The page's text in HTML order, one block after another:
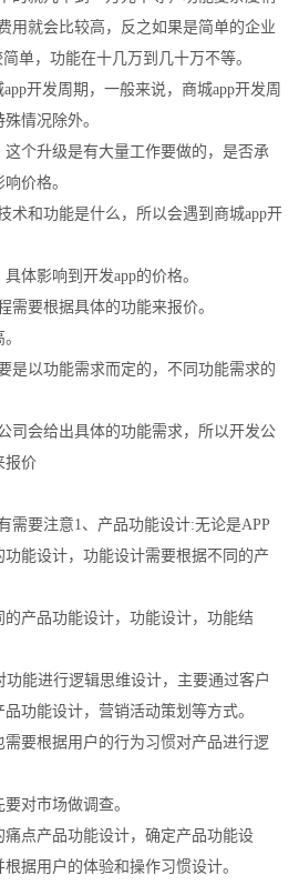
用就会比较高，反之如果是简单的企业
单，功能在十几万到几十万不等。
开发周期，一般来说，商城app开发周
情况除外。
个升级是有大量工作要做的，是否承
价格。
术和功能是什么，所以会遇到商城app开
体影响到开发app的价格。
需要根据具体的功能来报价。
是以功能需求而定的，不同功能需求的
司会给出具体的功能需求，所以开发公
报价
需要注意1、产品功能设计:无论是APP
能设计，功能设计需要根据不同的产
产品功能设计，功能设计，功能结
能进行逻辑思维设计，主要通过客户
功能设计，营销活动策划等方式。
要根据用户的行为习惯对产品进行逻
对市场做调查。
点产品功能设计，确定产品功能设
据用户的体验和操作习惯设计。